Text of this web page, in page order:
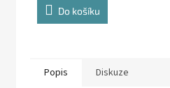
Do košíku
Popis Diskuze